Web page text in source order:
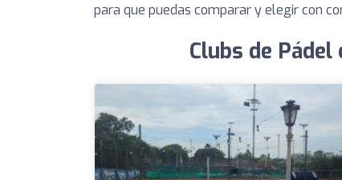
para que puedas comparar y elegir con
Clubs de